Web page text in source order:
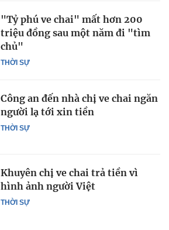
THỜI SỰ
"Tỷ phú ve chai" mất hơn 200
triệu đồng sau một năm đi "tìm
chủ"
THỜI SỰ
Công an đến nhà chị ve chai ngăn
người lạ tới xin tiền
THỜI SỰ
Khuyên chị ve chai trả tiền vì
hình ảnh người Việt